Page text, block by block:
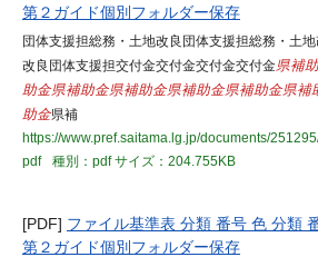
第２ガイド個別フォルダー保存
団体支援担総務・土地改良団体支援担総務・土
改良団体支援担交付金交付金交付金交付金県補
助金県補助金県補助金県補助金県補助金県補
助金県補
https://www.pref.saitama.lg.jp/documents/
pdf
種別：pdfサイズ：204.755KB
[PDF] ファイル基準表 分類 番号 色 分類
第２ガイド個別フォルダー保存